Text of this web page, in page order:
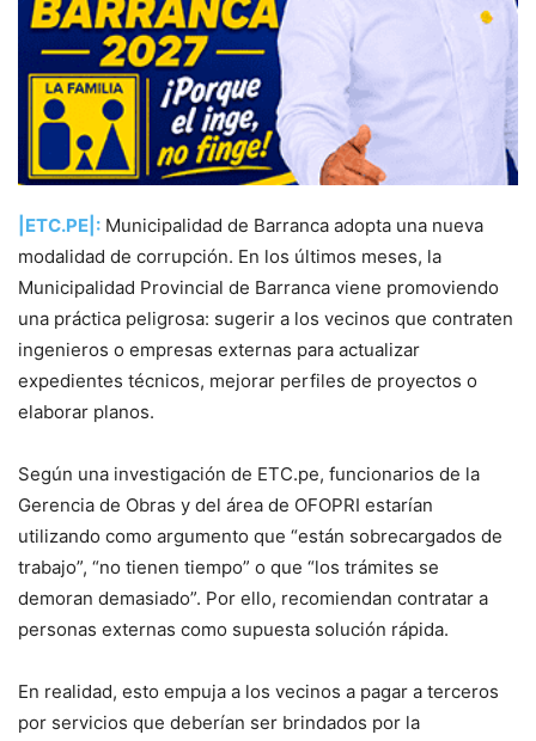
|ETC.PE|: Municipalidad de Barranca adopta una nueva
modalidad de corrupción. En los últimos meses, la
Municipalidad Provincial de Barranca viene promoviendo
una práctica peligrosa: sugerir a los vecinos que contraten
ingenieros o empresas externas para actualizar
expedientes técnicos, mejorar perfiles de proyectos o
elaborar planos.
Según una investigación de ETC.pe, funcionarios de la
Gerencia de Obras y del área de OFOPRI estarían
utilizando como argumento que “están sobrecargados de
trabajo”, “no tienen tiempo” o que “los trámites se
demoran demasiado”. Por ello, recomiendan contratar a
personas externas como supuesta solución rápida.
En realidad, esto empuja a los vecinos a pagar a terceros
por servicios que deberían ser brindados por la